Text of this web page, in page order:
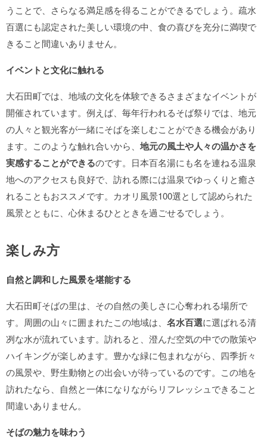
うことで、さらなる満足感を得ることができるでしょう。疏水
百選にも認定された美しい環境の中、食の喜びを充分に満喫で
きること間違いありません。
イベントと文化に触れる
大石田町では、地域の文化を体験できるさまざまなイベントが
開催されています。例えば、毎年行われるそば祭りでは、地元
の人々と観光客が一緒にそばを楽しむことができる機会があり
ます。このような触れ合いから、 地元の風土や人々の温かさを
実感することができるのです。日本百名湯にも名を連ねる温泉
地へのアクセスも良好で、訪れる際には温泉でゆっくりと癒さ
れることもおススメです。カオリ風景100選として認められた
風景とともに、心休まるひとときを過ごせるでしょう。
楽しみ方
自然と調和した風景を堪能する
大石田町そばの里は、その自然の美しさに心奪われる場所で
す。周囲の山々に囲まれたこの地域は、 名水百選に選ばれる清
冽な水が流れています。訪れると、澄んだ空気の中での散策や
ハイキングが楽しめます。豊かな緑に包まれながら、四季折々
の風景や、野生動物との出会いが待っているのです。この地を
訪れたなら、自然と一体になりながらリフレッシュできること
間違いありません。
そばの魅力を味わう